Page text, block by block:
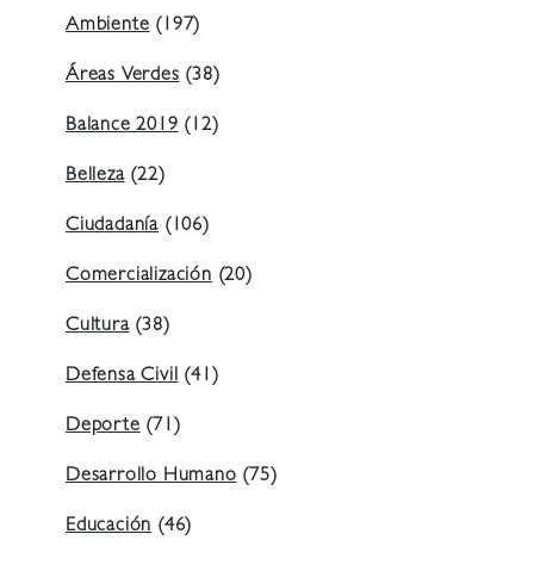
Ambiente (197)
Áreas Verdes (38)
Balance 2019 (12)
Belleza(22)
Ciudadanía (106)
Comercialización (20)
Cultura(38)
Defensa Civil (41)
Deporte (71)
Desarrollo Humano (75)
Educación (46)